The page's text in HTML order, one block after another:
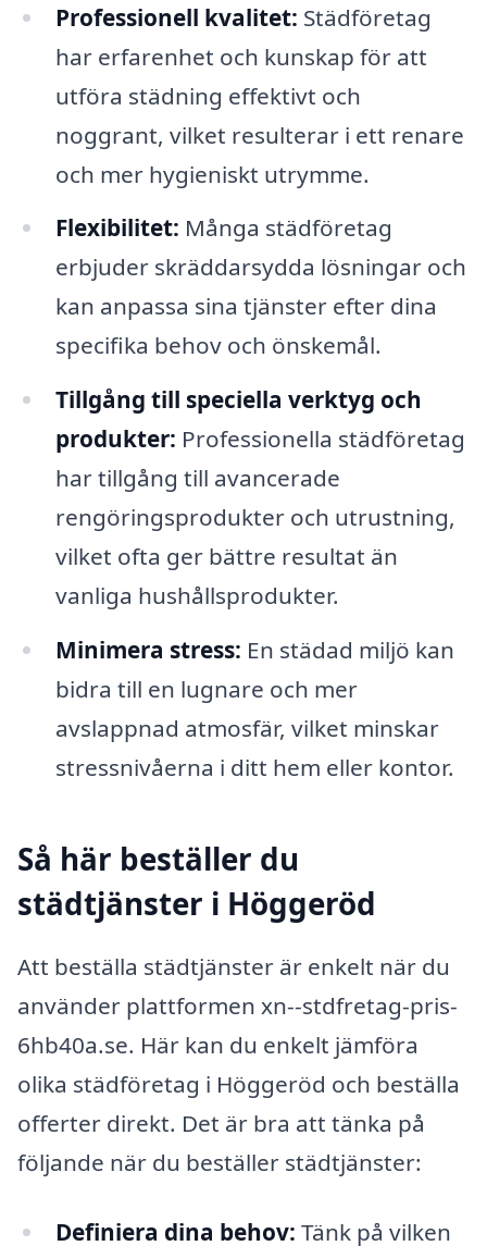
Professionell kvalitet: Städföretag
har erfarenhet och kunskap för att
utföra städning effektivt och
noggrant, vilket resulterar i ett renare
och mer hygieniskt utrymme.
Flexibilitet: Många städföretag
erbjuder skräddarsydda lösningar och
kan anpassa sina tjänster efter dina
specifika behov och önskemål.
Tillgång till speciella verktyg och
produkter: Professionella städföretag
har tillgång till avancerade
rengöringsprodukter och utrustning,
vilket ofta ger bättre resultat än
vanliga hushållsprodukter.
Minimera stress: En städad miljö kan
bidra till en lugnare och mer
avslappnad atmosfär, vilket minskar
stressnivåerna i ditt hem eller kontor.
Så här beställer du
städtjänster i Höggeröd
Att beställa städtjänster är enkelt när du
använder plattformen xn--stdfretag-pris-
6hb40a.se. Här kan du enkelt jämföra
olika städföretag i Höggeröd och beställa
offerter direkt. Det är bra att tänka på
följande när du beställer städtjänster:
Definiera dina behov: Tänk på vilken